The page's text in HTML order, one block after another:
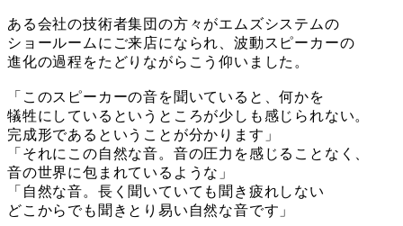
ある会社の技術者集団の方々がエムズシステムの
ショールームにご来店になられ、波動スピーカーの
進化の過程をたどりながらこう仰いました。
「このスピーカーの音を聞いていると、何かを
犠牲にしているというところが少しも感じられない。
完成形であるということが分かります」
「それにこの自然な音。音の圧力を感じることなく、
音の世界に包まれているような」
「自然な音。長く聞いていても聞き疲れしない
どこからでも聞きとり易い自然な音です」